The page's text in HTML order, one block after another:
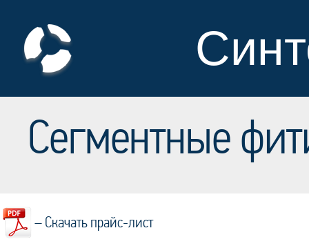
Сегментные
– Скачать прайс-лист